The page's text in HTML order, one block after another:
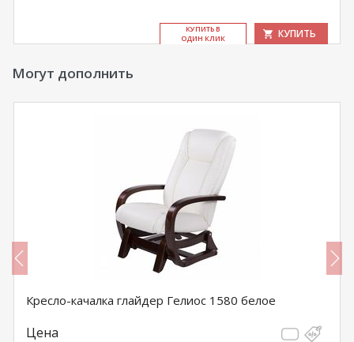
КУ­ПИТЬ В
ОДИН КЛИК
КУПИТЬ
Могут дополнить
Кресло-качалка глайдер Гелиос 1580 белое
Цена